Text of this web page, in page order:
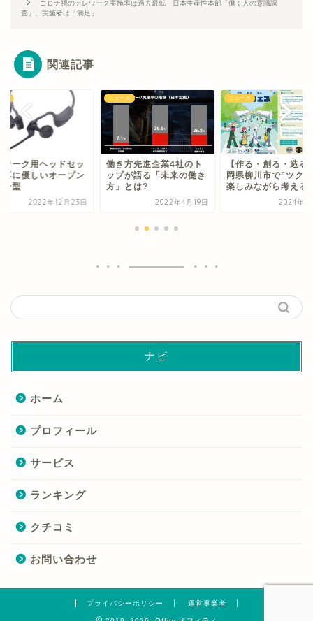
コロナ禍のテレワーク実施率は過去最低 日本生産性本部「働く人の意識調
査」、実施者は「満足」
関連記事
ワーク用ヘッドセッ
に優しいオープン
ー型
2022年12月23日
ニュース
働き方先進企業4社のト
ップが語る「未来の働き
方」とは?
2022年4月19日
ニュース
【作る・創る・造る
岡県柳川市で”ツク
楽しみながら考える
2024年8
ナビ
ホーム
プロフィール
サービス
ランキング
クチコミ
お問い合わせ
プライバシーポリシー 運営事業者